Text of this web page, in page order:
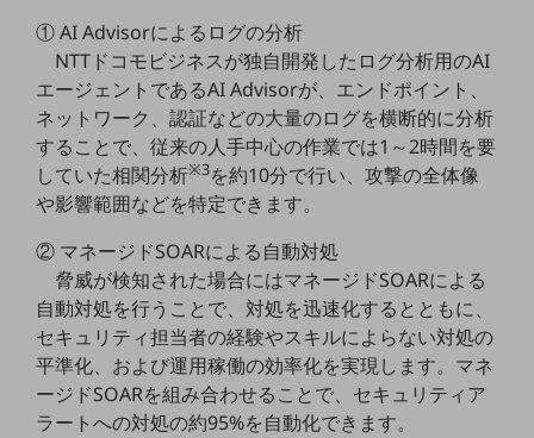
遠隔監視
顧客体験（CX）改善
自動化・省電化
人材不足解消
業種・業態で探す
一次産業
医療・介護
① AI Advisorによるログの分析
NTTドコモビジネスが独自開発したログ分析用のAI
エージェントであるAI Advisorが、エンドポイント、
ネットワーク、認証などの大量のログを横断的に分析
することで、従来の人手中心の作業では1～2時間を要
していた相関分析※3を約10分で行い、攻撃の全体像
や影響範囲などを特定できます。
② マネージドSOARによる自動対処
脅威が検知された場合にはマネージドSOARによる
自動対処を行うことで、対処を迅速化するとともに、
セキュリティ担当者の経験やスキルによらない対処の
平準化、および運用稼働の効率化を実現します。マネ
ージドSOARを組み合わせることで、セキュリティア
ラートへの対処の約95%を自動化できます。